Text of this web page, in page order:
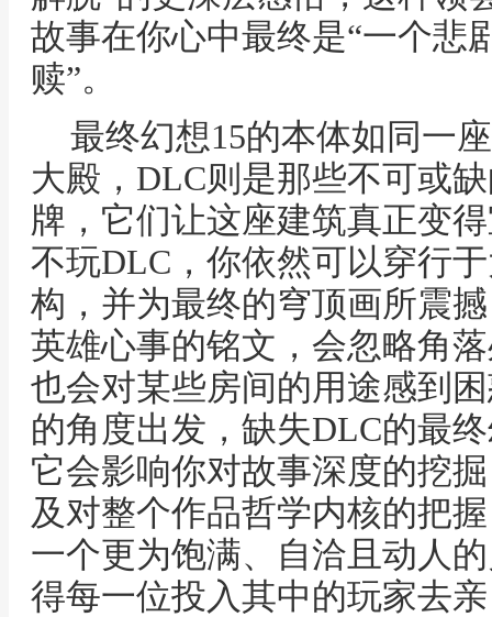
故事在你心中最终是“一个悲
赎”。
最终幻想15的本体如同一
大殿，DLC则是那些不可或
牌，它们让这座建筑真正变
不玩DLC，你依然可以穿行
构，并为最终的穹顶画所震
英雄心事的铭文，会忽略角
也会对某些房间的用途感到
的角度出发，缺失DLC的最
它会影响你对故事深度的挖
及对整个作品哲学内核的把
一个更为饱满、自洽且动人
得每一位投入其中的玩家去